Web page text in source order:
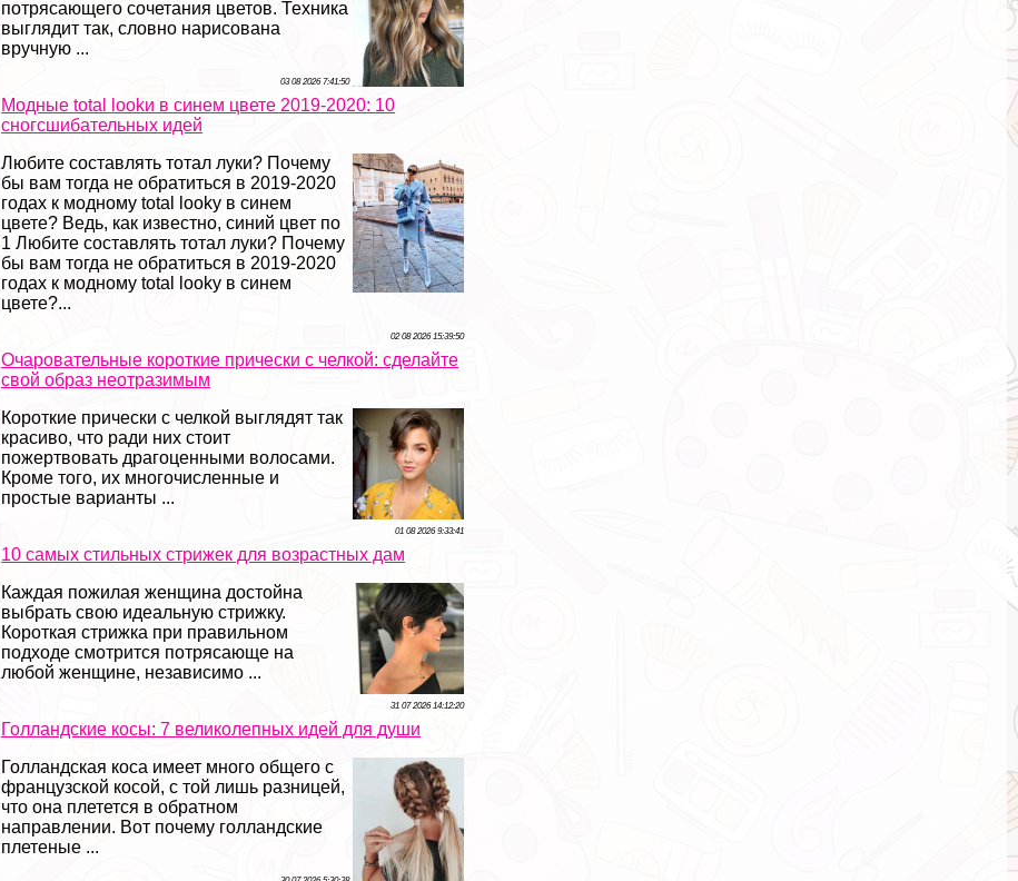
потрясающего сочетания цветов. Техника
выглядит так, словно нарисована
вручную ...
03 08 2026 7:41:50
Модные total lookи в синем цвете 2019-2020: 10
сногсшибательных идей
Любите составлять тотал луки? Почему
бы вам тогда не обратиться в 2019-2020
годах к модному total lookу в синем
цвете? Ведь, как известно, синий цвет по
1 Любите составлять тотал луки? Почему
бы вам тогда не обратиться в 2019-2020
годах к модному total lookу в синем
цвете?...
02 08 2026 15:39:50
Очаровательные короткие прически с челкой: сделайте
свой образ неотразимым
Короткие прически с челкой выглядят так
красиво, что ради них стоит
пожертвовать драгоценными волосами.
Кроме того, их многочисленные и
простые варианты ...
01 08 2026 9:33:41
10 самых стильных стрижек для возрастных дам
Каждая пожилая женщина достойна
выбрать свою идеальную стрижку.
Короткая стрижка при правильном
подходе смотрится потрясающе на
любой женщине, независимо ...
31 07 2026 14:12:20
Голландские косы: 7 великолепных идей для души
Голландская коса имеет много общего с
французской косой, с той лишь разницей,
что она плетется в обратном
направлении. Вот почему голландские
плетеные ...